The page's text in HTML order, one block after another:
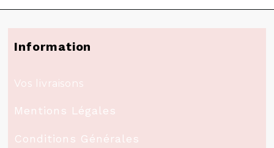
Information
Vos livraisons
Mentions Légales
Conditions Générales